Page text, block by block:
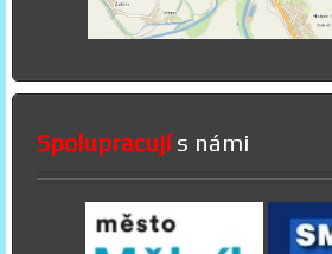
Spolupracujís námi